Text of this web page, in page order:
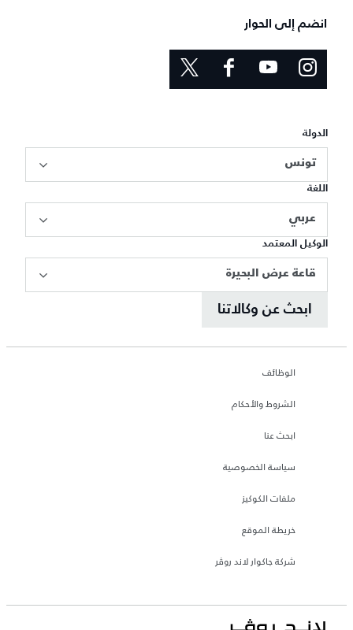
انضم إلى الحوار
الدولة
تونس
اللغة
عربي
الوكيل المعتمد
قاعة عرض البحيرة
ابحث عن وكالاتنا
الوظائف
الشروط والأحكام
ابحث عنا
سياسة الخصوصية
ملفات الكوكيز
خريطة الموقع
شركة جاكوار لاند روڤر